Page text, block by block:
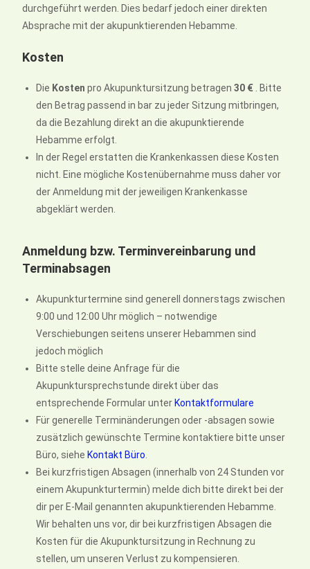
durchgeführt werden. Dies bedarf jedoch einer direkten
Absprache mit der akupunktierenden Hebamme.
Kosten
Die Kosten pro Akupunktursitzung betragen 30 €
. Bitte
den Betrag passend in bar zu jeder Sitzung mitbringen,
da die Bezahlung direkt an die akupunktierende
Hebamme erfolgt.
In der Regel erstatten die Krankenkassen diese Kosten
nicht. Eine mögliche Kostenübernahme muss daher vor
der Anmeldung mit der jeweiligen Krankenkasse
abgeklärt werden.
Anmeldung bzw. Terminvereinbarung und
Terminabsagen
Akupunkturtermine sind generell donnerstags zwischen
9:00 und 12:00 Uhr möglich – notwendige
Verschiebungen seitens unserer Hebammen sind
jedoch möglich
Bitte stelle deine Anfrage für die
Akupunktursprechstunde direkt über das
entsprechende Formular unter Kontaktformulare
Für generelle Terminänderungen oder -absagen sowie
zusätzlich gewünschte Termine kontaktiere bitte unser
Büro, siehe Kontakt Büro
Bei kurzfristigen Absagen (innerhalb von 24 Stunden vor
einem Akupunkturtermin) melde dich bitte direkt bei der
dir per E-Mail genannten akupunktierenden Hebamme.
Wir behalten uns vor, dir bei kurzfristigen Absagen die
Kosten für die Akupunktursitzung in Rechnung zu
stellen, um unseren Verlust zu kompensieren.